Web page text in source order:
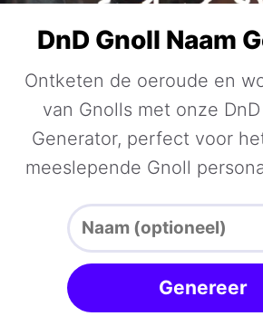
DnD Gnoll Naam
Ontketen de oeroude en
van Gnolls met onze
Generator, perfect voor
meeslepende Gnoll
Genereer